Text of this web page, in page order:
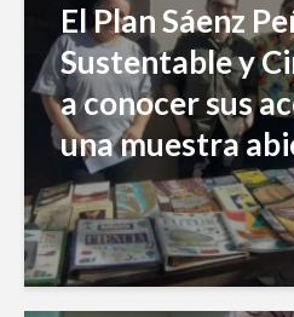
El Plan Sáenz
Sustentable y
a conocer sus
una muestra